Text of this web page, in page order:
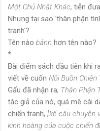
Một Chủ Nhật Khác, tiễn
Nhưng tại sao 'thân phận
tranh'?
Tên nào bảnh hơn tên nào?
*
Bài điểm sách đầu tiên khi
viết về cuốn Nỗi Buồn Chiến
Gấu đã nhận ra, Thân Phận
tác giả của nó, quá mê cái
chiến tranh, [kể câu chuyện
kinh hoàng của cuộc chiến